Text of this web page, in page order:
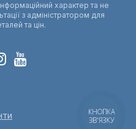
характер та не
з адміністратором для
та цін.
КНОПКА
ЗВ'ЯЗКУ